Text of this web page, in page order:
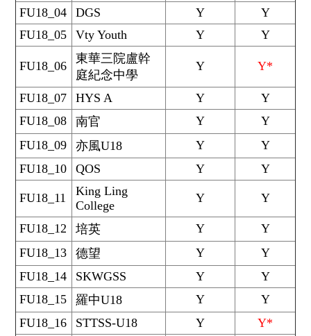
FU18_04
DGS Y
Y
FU18_05
Vty Youth Y Y
FU18_06
東華三院盧幹
庭紀念中學
Y Y*
FU18_07 HYS A Y
Y
FU18_08
南官 Y
Y
FU18_09
亦風U18 Y
Y
FU18_10
QOS Y Y
FU18_11
King Ling
College
Y Y
FU18_12 培英 Y
Y
FU18_13
德望 Y
Y
FU18_14
SKWGSS Y
Y
FU18_15
羅中U18 Y
Y
FU18_16
STTSS-U18 Y
Y*